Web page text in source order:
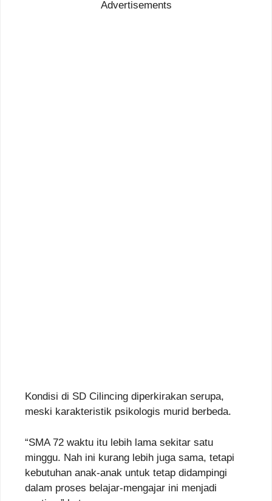
Advertisements
Kondisi di SD Cilincing diperkirakan serupa,
meski karakteristik psikologis murid berbeda.
“SMA 72 waktu itu lebih lama sekitar satu
minggu. Nah ini kurang lebih juga sama, tetapi
kebutuhan anak-anak untuk tetap didampingi
dalam proses belajar-mengajar ini menjadi